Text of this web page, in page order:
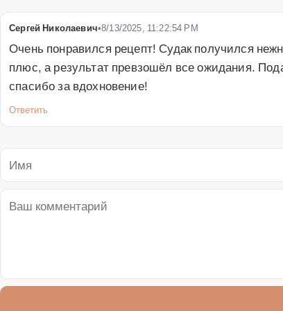
Сергей Николаевич•8/13/2025, 11:22:54 PM
Очень понравился рецепт! Судак получился
плюс, а результат превзошёл все ожидания.
спасибо за вдохновение!
Ответить